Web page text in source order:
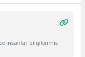
insanlar bilgilenmiş